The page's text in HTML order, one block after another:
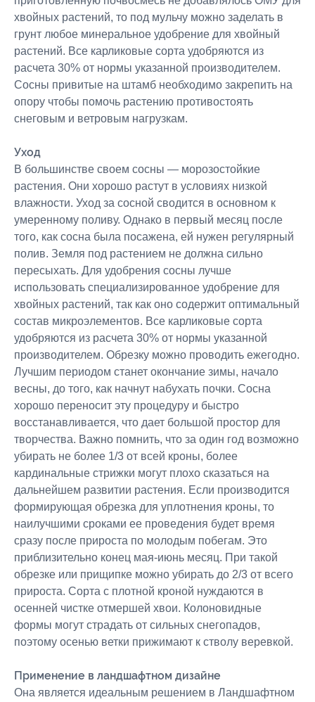
хвойных растений, то под мульчу можно заделать в
грунт любое минеральное удобрение для хвойный
растений. Все карликовые сорта удобряются из
расчета 30% от нормы указанной производителем.
Сосны привитые на штамб необходимо закрепить на
опору чтобы помочь растению противостоять
снеговым и ветровым нагрузкам.
Уход
В большинстве своем сосны — морозостойкие
растения. Они хорошо растут в условиях низкой
влажности. Уход за сосной сводится в основном к
умеренному поливу. Однако в первый месяц после
того, как сосна была посажена, ей нужен регулярный
полив. Земля под растением не должна сильно
пересыхать. Для удобрения сосны лучше
использовать специализированное удобрение для
хвойных растений, так как оно содержит оптимальный
состав микроэлементов. Все карликовые сорта
удобряются из расчета 30% от нормы указанной
производителем. Обрезку можно проводить ежегодно.
Лучшим периодом станет окончание зимы, начало
весны, до того, как начнут набухать почки. Сосна
хорошо переносит эту процедуру и быстро
восстанавливается, что дает большой простор для
творчества. Важно помнить, что за один год возможно
убирать не более 1/3 от всей кроны, более
кардинальные стрижки могут плохо сказаться на
дальнейшем развитии растения. Если производится
формирующая обрезка для уплотнения кроны, то
наилучшими сроками ее проведения будет время
сразу после прироста по молодым побегам. Это
приблизительно конец мая-июнь месяц. При такой
обрезке или прищипке можно убирать до 2/3 от всего
прироста. Сорта с плотной кроной нуждаются в
осенней чистке отмершей хвои. Колоновидные
формы могут страдать от сильных снегопадов,
поэтому осенью ветки прижимают к стволу веревкой.
Применение в ландшафтном дизайне
Она является идеальным решением в Ландшафтном